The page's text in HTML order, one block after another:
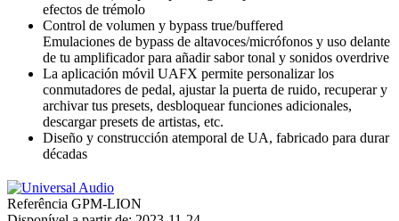
efectos de trémolo
Control de volumen y bypass true/buffered
Emulaciones de bypass de altavoces/micrófonos y uso delante
de tu amplificador para añadir sabor tonal y sonidos overdrive
La aplicación móvil UAFX permite personalizar los
conmutadores de pedal, ajustar la puerta de ruido, recuperar y
archivar tus presets, desbloquear funciones adicionales,
descargar presets de artistas, etc.
Diseño y construcción atemporal de UA, fabricado para durar
décadas
Referência GPM-LION